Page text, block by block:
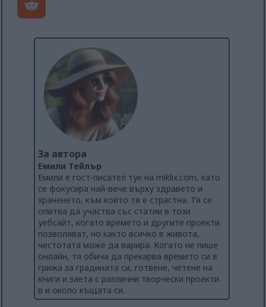
За автора
Емили Тейлър
Емили е гост-писател тук на miklix.com, като
се фокусира най-вече върху здравето и
храненето, към които тя е страстна. Тя се
опитва да участва със статии в този
уебсайт, когато времето и другите проекти
позволяват, но както всичко в живота,
честотата може да варира. Когато не пише
онлайн, тя обича да прекарва времето си в
грижа за градината си, готвене, четене на
книги и заета с различни творчески проекти
в и около къщата си.